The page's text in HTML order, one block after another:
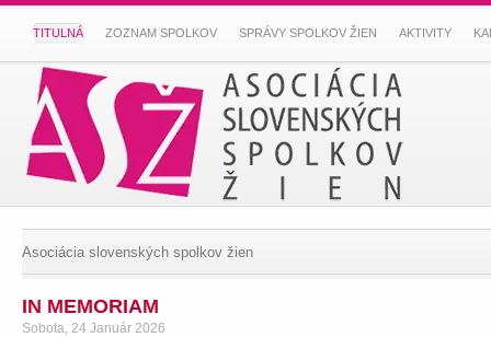
TITULNÁ ZOZNAM SPOLKOV SPRÁVY SPOLKOV ŽIEN AKTIVITY
Asociácia slovenských spolkov žien
IN MEMORIAM
Sobota, 24 Január 2026